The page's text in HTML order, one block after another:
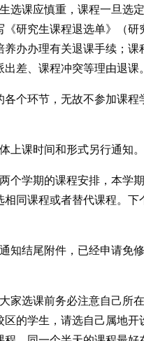
选课应慎重，课程一旦选定
研究生课程退选单》（研
办办理有关退课手续；课
差、课程冲突等理由退课。
个环节，无故不参加课程
上课时间和形式另行通知。
个学期的课程安排，本学
同课程或者替代课程。下
知结尾附件，已经申请免
家选课前务必注意自己所
的学生，请选自己属地开